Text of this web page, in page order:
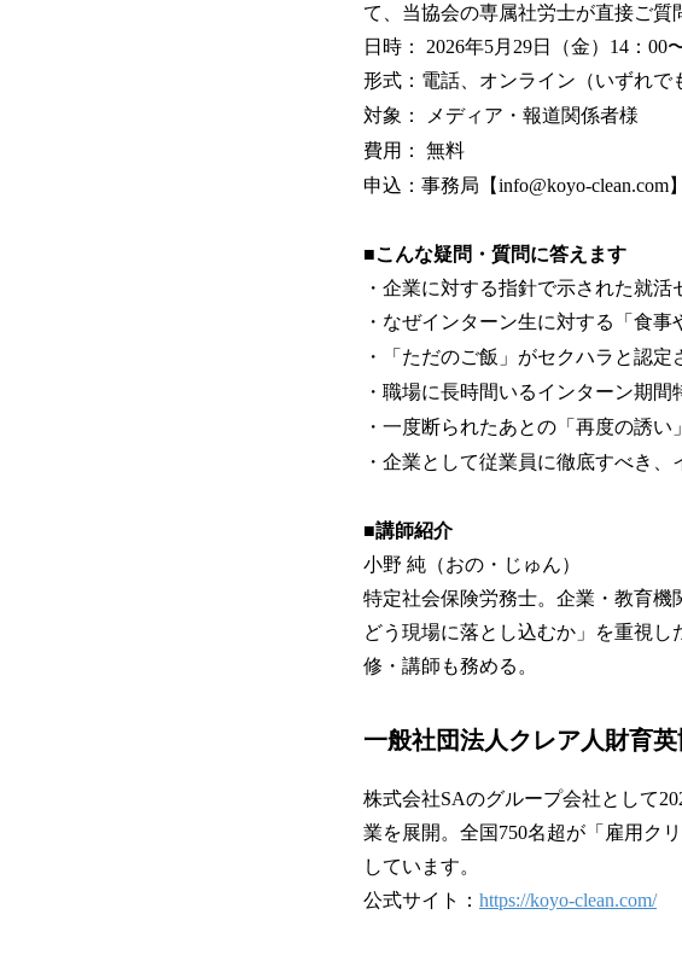
て、当協会の専属社労士が直接ご質
日時： 2026年5月29日（金）14：
形式：電話、オンライン（いずれで
対象： メディア・報道関係者様
費用： 無料
申込：事務局【info@koyo-clean.com
■こんな疑問・質問に答えます
・企業に対する指針で示された就
・なぜインターン生に対する「食
・「ただのご飯」がセクハラと認定
・職場に長時間いるインターン期
・一度断られたあとの「再度の誘い
・企業として従業員に徹底すべき
■講師紹介
小野 純（おの・じゅん）
特定社会保険労務士。企業・教育機
どう現場に落とし込むか」を重視
修・講師も務める。
一般社団法人クレア人財育
株式会社SAのグループ会社として
業を展開。全国750名超が「雇用ク
しています。
公式サイト： https://koyo-clean.com/